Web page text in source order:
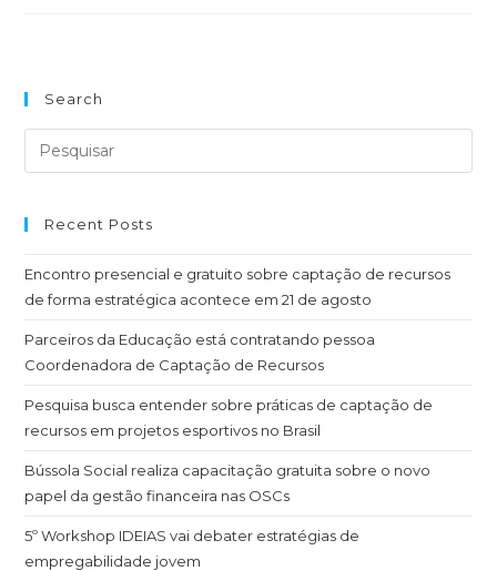
Search
Recent Posts
Encontro presencial e gratuito sobre captação de recursos
de forma estratégica acontece em 21 de agosto
Parceiros da Educação está contratando pessoa
Coordenadora de Captação de Recursos
Pesquisa busca entender sobre práticas de captação de
recursos em projetos esportivos no Brasil
Bússola Social realiza capacitação gratuita sobre o novo
papel da gestão financeira nas OSCs
5º Workshop IDEIAS vai debater estratégias de
empregabilidade jovem